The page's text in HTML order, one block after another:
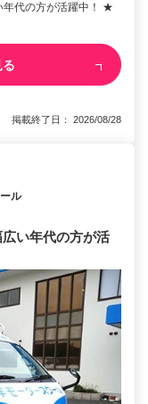
代の方が活躍中！ ★
掲載終了日： 2026/08/28
ル
い年代の方が活